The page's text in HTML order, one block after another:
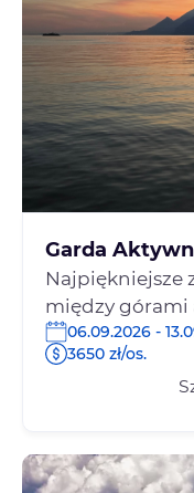
Garda
Najpiękniejsze
między górami
06.09.2026 -
3650 zł/os.